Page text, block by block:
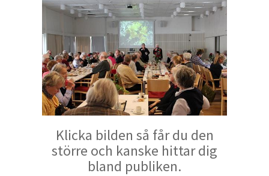
Klicka bilden så får du den
större och kanske hittar dig
bland publiken.